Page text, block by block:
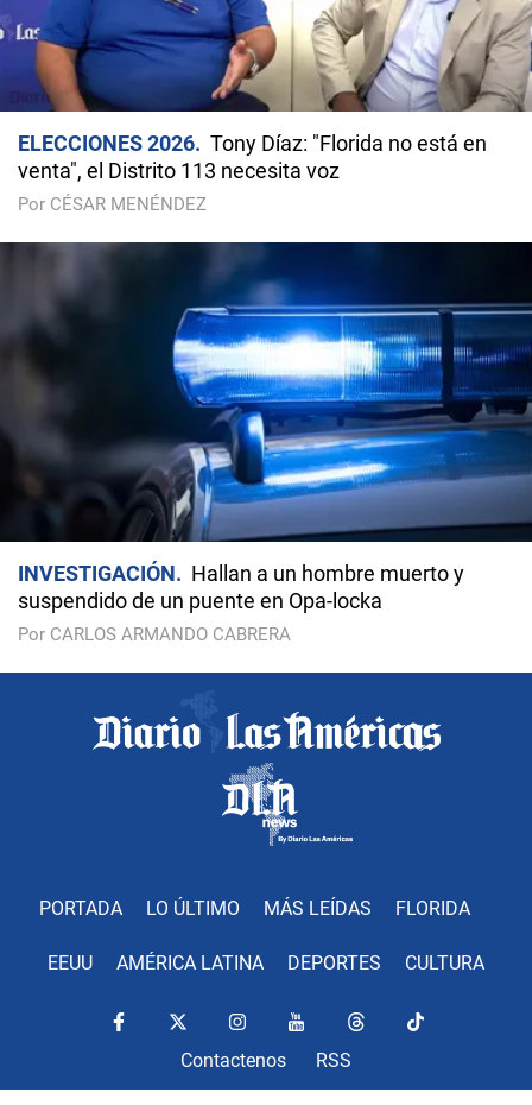
ELECCIONES 2026
Tony Díaz: "Florida no está en
venta", el Distrito 113 necesita voz
Por CÉSAR MENÉNDEZ
INVESTIGACIÓN
Hallan a un hombre muerto y
suspendido de un puente en Opa-locka
Por CARLOS ARMANDO CABRERA
PORTADA LO ÚLTIMO MÁS LEÍDAS FLORIDA
EEUU AMÉRICA LATINA DEPORTES CULTURA
Contactenos RSS